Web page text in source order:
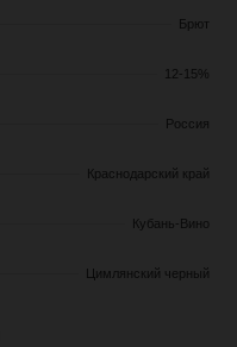
Брют
12-15%
Россия
Краснодарский край
Кубань-Вино
Цимлянский черный